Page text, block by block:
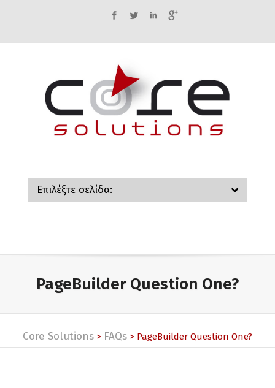
FacebookTwitterLinkedIn
Επιλέξτε σελίδα:
PageBuilder Question One?
Core Solutions > FAQs > PageBuilder Question One?